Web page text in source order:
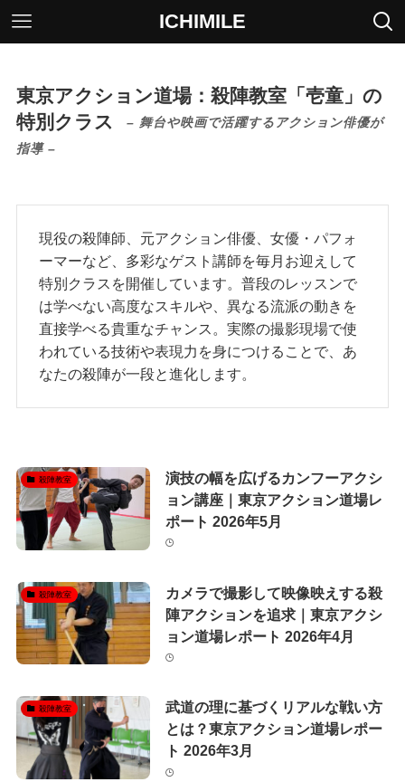
ICHIMILE
東京アクション道場：殺陣教室「壱童」の
特別クラス
– 舞台や映画で活躍するアクション俳優が
指導 –
現役の殺陣師、元アクション俳優、女優・パフォ
ーマーなど、多彩なゲスト講師を毎月お迎えして
特別クラスを開催しています。普段のレッスンで
は学べない高度なスキルや、異なる流派の動きを
直接学べる貴重なチャンス。実際の撮影現場で使
われている技術や表現力を身につけることで、あ
なたの殺陣が一段と進化します。
殺陣教室
演技の幅を広げるカンフーアクシ
ョン講座｜東京アクション道場レ
ポート 2026年5月
殺陣教室
カメラで撮影して映像映えする殺
陣アクションを追求｜東京アクシ
ョン道場レポート 2026年4月
殺陣教室
武道の理に基づくリアルな戦い方
とは？東京アクション道場レポー
ト 2026年3月